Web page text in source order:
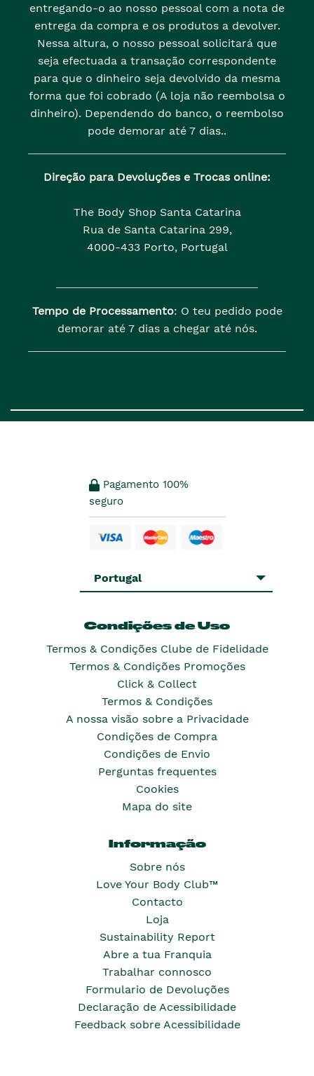
entregando-o ao nosso pessoal com a nota de
entrega da compra e os produtos a devolver.
Nessa altura, o nosso pessoal solicitará que
seja efectuada a transação correspondente
para que o dinheiro seja devolvido da mesma
forma que foi cobrado (A loja não reembolsa o
dinheiro). Dependendo do banco, o reembolso
pode demorar até 7 dias..
Direção para Devoluções e Trocas online:
The Body Shop Santa Catarina
Rua de Santa Catarina 299,
4000-433 Porto, Portugal
Tempo de Processamento: O teu pedido pode
demorar até 7 dias a chegar até nós.
Pagamento 100%
seguro
Portugal
Condições de Uso
Termos & Condições Clube de Fidelidade
Termos & Condições Promoções
Click & Collect
Termos & Condições
A nossa visão sobre a Privacidade
Condições de Compra
Condições de Envio
Perguntas frequentes
Cookies
Mapa do site
Informação
Sobre nós
Love Your Body Club™
Contacto
Loja
Sustainability Report
Abre a tua Franquia
Trabalhar connosco
Formulario de Devoluções
Declaração de Acessibilidade
Feedback sobre Acessibilidade